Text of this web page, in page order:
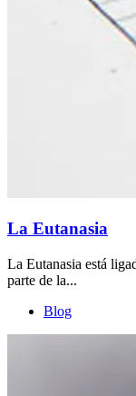
La Eutanasia
La Eutanasia está
parte de la...
Blog